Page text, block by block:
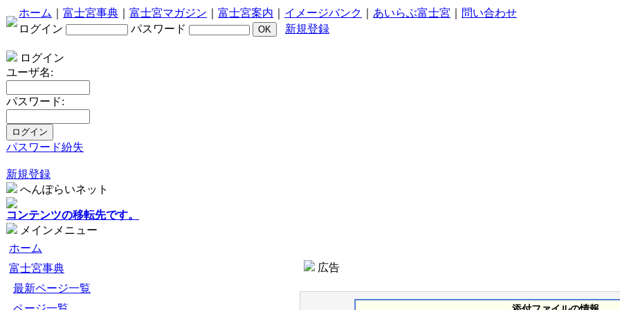
ホーム 富士宮事典 富士宮マガジン 富士宮案内 イメージバンク あいらぶ富士宮
問い合わせ
ログイン
パスワード 新規登録
ログイン
ユーザ名:
パスワード:
パスワード紛失
新規登録
へんぽらいネット
コンテンツの移転先です。
メインメニュー
ホーム
富士宮事典
最新ページ一覧
広告